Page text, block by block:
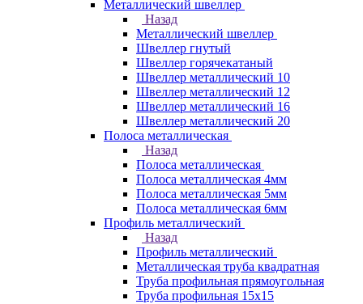
Металлический швеллер
Назад
Металлический швеллер
Швеллер гнутый
Швеллер горячекатаный
Швеллер металлический 10
Швеллер металлический 12
Швеллер металлический 16
Швеллер металлический 20
Полоса металлическая
Назад
Полоса металлическая
Полоса металлическая 4мм
Полоса металлическая 5мм
Полоса металлическая 6мм
Профиль металлический
Назад
Профиль металлический
Металлическая труба квадратная
Труба профильная прямоугольная
Труба профильная 15х15